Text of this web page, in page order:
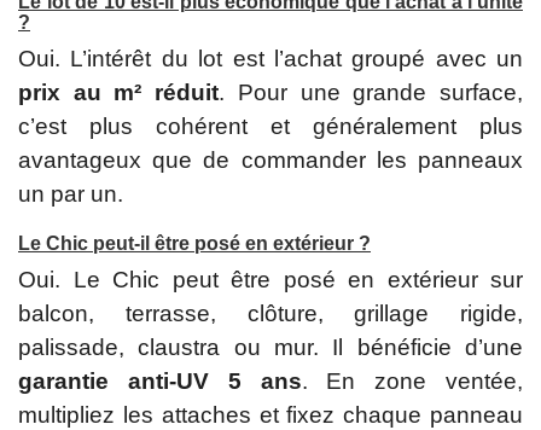
?
Oui. L’intérêt du lot est l’achat groupé avec un
prix au m² réduit. Pour une grande surface,
c’est plus cohérent et généralement plus
avantageux que de commander les panneaux
un par un.
Le Chic peut-il être posé en extérieur ?
Oui. Le Chic peut être posé en extérieur sur
balcon, terrasse, clôture, grillage rigide,
palissade, claustra ou mur. Il bénéficie d’une
garantie anti-UV 5 ans. En zone ventée,
multipliez les attaches et fixez chaque panneau